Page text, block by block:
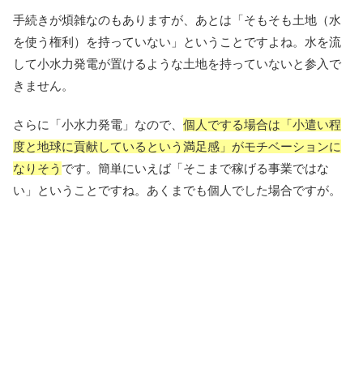
手続きが煩雑なのもありますが、あとは「そもそも土地（水
を使う権利）を持っていない」ということですよね。水を流
して小水力発電が置けるような土地を持っていないと参入で
きません。
さらに「小水力発電」なので、 個人でする場合は「小遣い程
度と地球に貢献しているという満足感」がモチベーションに
なりそう です。簡単にいえば「そこまで稼げる事業ではな
い」ということですね。あくまでも個人でした場合ですが。